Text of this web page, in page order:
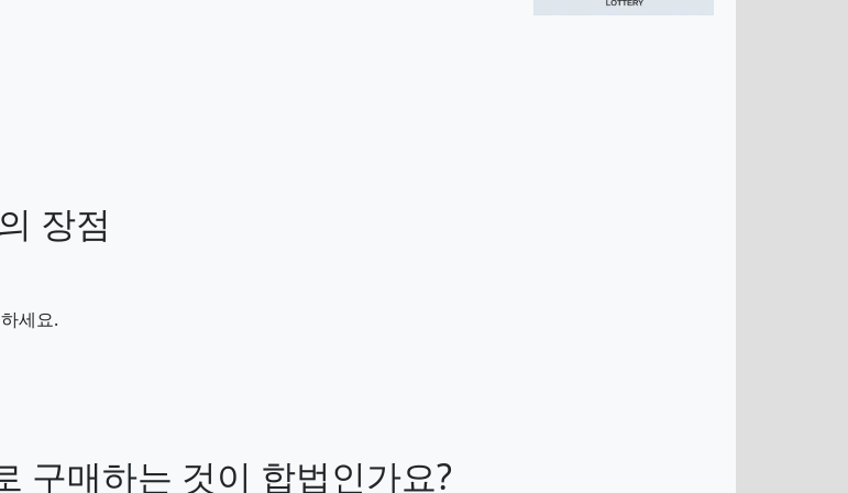
장점
세요.
구매하는 것이 합법인가요?